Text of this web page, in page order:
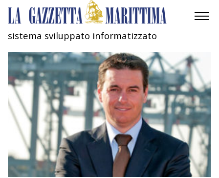
MOBILITÀ
INDUSTRIA
RICERCA
ECONOMIA
TURISMO
sistema sviluppato informatizzato